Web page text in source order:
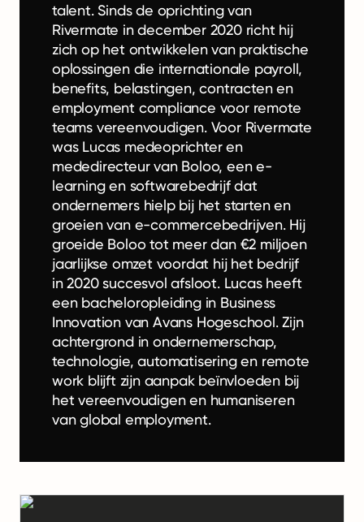
talent. Sinds de oprichting van
Rivermate in december 2020 richt hij
zich op het ontwikkelen van praktische
oplossingen die internationale payroll,
benefits, belastingen, contracten en
employment compliance voor remote
teams vereenvoudigen. Voor Rivermate
was Lucas medeoprichter en
mededirecteur van Boloo, een e-
learning en softwarebedrijf dat
ondernemers hielp bij het starten en
groeien van e-commercebedrijven. Hij
groeide Boloo tot meer dan €2 miljoen
jaarlijkse omzet voordat hij het bedrijf
in 2020 succesvol afsloot. Lucas heeft
een bacheloropleiding in Business
Innovation van Avans Hogeschool. Zijn
achtergrond in ondernemerschap,
technologie, automatisering en remote
work blijft zijn aanpak beïnvloeden bij
het vereenvoudigen en humaniseren
van global employment.